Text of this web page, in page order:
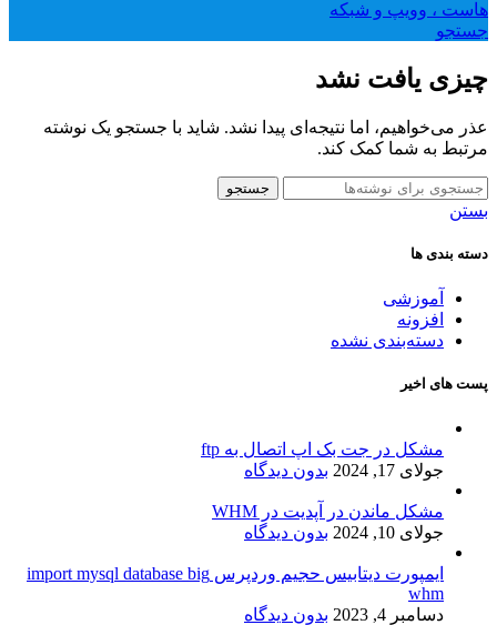
جستجو
چیزی یافت نشد
عذر می‌خواهیم، اما نتیجه‌ای پیدا نشد. شاید با جستجو یک نوشته
مرتبط به شما کمک کند.
جستجو
بستن
دسته بندی ها
آموزشی
افزونه
دسته‌بندی نشده
پست های اخیر
مشکل در جت بک اپ اتصال به ftp
جولای 17, 2024
بدون دیدگاه
مشکل ماندن در آپدیت در WHM
جولای 10, 2024
بدون دیدگاه
ایمپورت دیتابیس حجیم وردپرس import mysql database big
whm
دسامبر 4, 2023
بدون دیدگاه